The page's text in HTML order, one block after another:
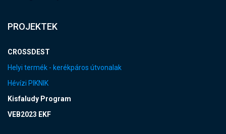
PROJEKTEK
CROSSDEST
Helyi termék - kerékpáros útvonalak
Hévízi PIKNIK
Kisfaludy Program
VEB2023 EKF